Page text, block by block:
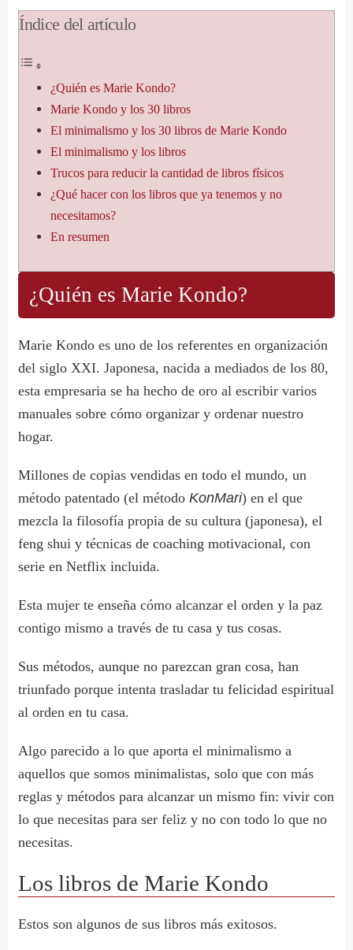
Índice del artículo
¿Quién es Marie Kondo?
Marie Kondo y los 30 libros
El minimalismo y los 30 libros de Marie Kondo
El minimalismo y los libros
Trucos para reducir la cantidad de libros físicos
¿Qué hacer con los libros que ya tenemos y no
necesitamos?
En resumen
¿Quién es Marie Kondo?
Marie Kondo es uno de los referentes en organización
del siglo XXI. Japonesa, nacida a mediados de los 80,
esta empresaria se ha hecho de oro al escribir varios
manuales sobre cómo organizar y ordenar nuestro
hogar.
Millones de copias vendidas en todo el mundo, un
método patentado (el métodoKonMari) en el que
mezcla la filosofía propia de su cultura (japonesa), el
feng shui y técnicas de coaching motivacional, con
serie en Netflix incluida.
Esta mujer te enseña cómo alcanzar el orden y la paz
contigo mismo a través de tu casa y tus cosas.
Sus métodos, aunque no parezcan gran cosa, han
triunfado porque intenta trasladar tu felicidad espiritual
al orden en tu casa.
Algo parecido a lo que aporta el minimalismo a
aquellos que somos minimalistas, solo que con más
reglas y métodos para alcanzar un mismo fin: vivir con
lo que necesitas para ser feliz y no con todo lo que no
necesitas.
Los libros de Marie Kondo
Estos son algunos de sus libros más exitosos.